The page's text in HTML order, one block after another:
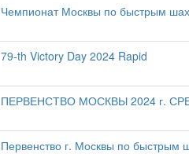
Чемпионат Москвы по быстрым
79-th Victory Day 2024 Rapid
ПЕРВЕНСТВО МОСКВЫ 2024 г.
Первенство г. Москвы по быстрым